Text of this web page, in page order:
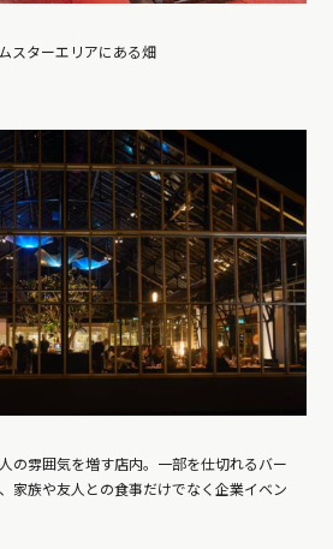
スターエリアにある畑
の雰囲気を増す店内。一部を仕切れるバー
家族や友人との食事だけでなく企業イベン